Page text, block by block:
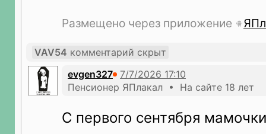
Размещено через приложение
VAV54 комментарий скрыт
evgen327
Пенсионер ЯПлакал • На сайте 18 лет
С первого сентября